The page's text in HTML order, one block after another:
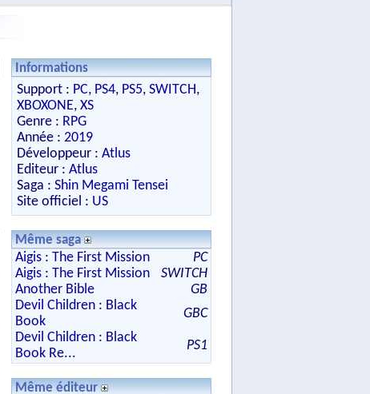
Informations
Support : PC, PS4, PS5, SWITCH,
XBOXONE, XS
Genre : RPG
Année : 2019
Développeur : Atlus
Editeur : Atlus
Saga : Shin Megami Tensei
Site officiel : US
Même saga
Aigis : The First Mission
PC
Aigis : The First Mission
SWITCH
Another Bible
GB
Devil Children : Black
Book
GBC
Devil Children : Black
Book Re...
PS1
Même éditeur